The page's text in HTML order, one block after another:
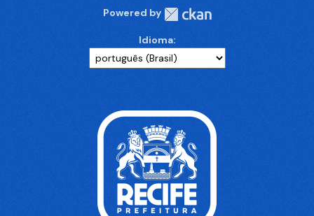
Powered by
Idioma